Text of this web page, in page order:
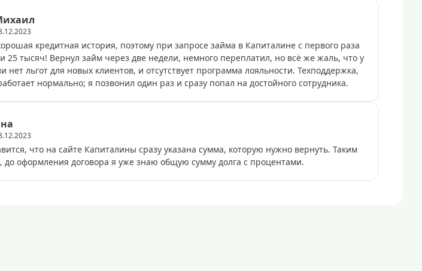
кредитная история, поэтому при запросе займа в Капиталине с первого раза
25 тысяч! Вернул займ через две недели, немного переплатил, но всё же жаль, что у
нет льгот для новых клиентов, и отсутствует программа лояльности. Техподдержка,
нормально; я позвонил один раз и сразу попал на достойного сотрудника.
что на сайте Капиталины сразу указана сумма, которую нужно вернуть. Таким
до оформления договора я уже знаю общую сумму долга с процентами.